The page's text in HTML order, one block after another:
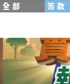
全部 籌款